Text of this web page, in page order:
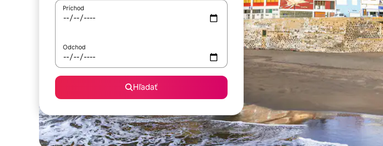
Príchod
Odchod
Hľadať